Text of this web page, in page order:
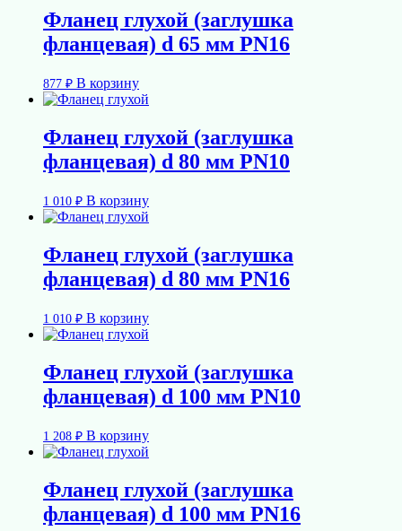
Фланец глухой (заглушка
фланцевая) d 65 мм PN16
877 ₽ В корзину
Фланец глухой (заглушка
фланцевая) d 80 мм PN10
1 010 ₽ В корзину
Фланец глухой (заглушка
фланцевая) d 80 мм PN16
1 010 ₽ В корзину
Фланец глухой (заглушка
фланцевая) d 100 мм PN10
1 208 ₽ В корзину
Фланец глухой (заглушка
фланцевая) d 100 мм PN16